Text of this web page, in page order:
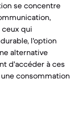
se concentre
ceux qui
l'option
alternative
d'accéder à ces
consommation